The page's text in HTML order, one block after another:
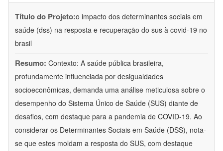
Título do Projeto:o impacto dos determinantes sociais em
saúde (dss) na resposta e recuperação do sus à covid-19 no
brasil
Resumo: Contexto: A saúde pública brasileira,
profundamente influenciada por desigualdades
socioeconômicas, demanda uma análise meticulosa sobre o
desempenho do Sistema Único de Saúde (SUS) diante de
desafios, com destaque para a pandemia de COVID-19. Ao
considerar os Determinantes Sociais em Saúde (DSS), nota-
se que estes moldam a resposta do SUS, com destaque